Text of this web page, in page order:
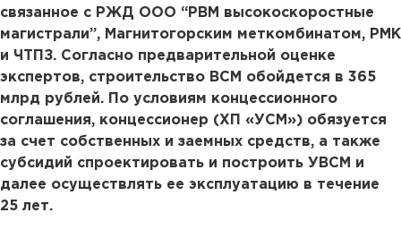
связанное с РЖД ООО “РВМ высокоскоростные
магистрали”, Магнитогорским меткомбинатом, РМК
и ЧТПЗ. Согласно предварительной оценке
экспертов, строительство ВСМ обойдется в 365
млрд рублей. По условиям концессионного
соглашения, концессионер (ХП «УСМ») обязуется
за счет собственных и заемных средств, а также
субсидий спроектировать и построить УВСМ и
далее осуществлять ее эксплуатацию в течение
25 лет.